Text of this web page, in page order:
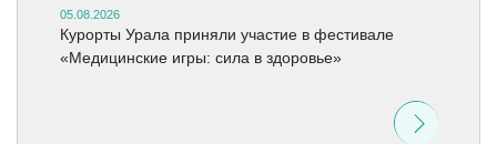
05.08.2026
Курорты Урала приняли участие в фестивале
«Медицинские игры: сила в здоровье»